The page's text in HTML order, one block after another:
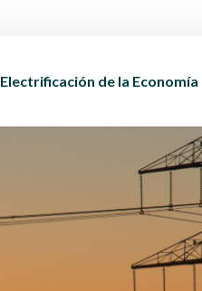
Electrificación de la Economía